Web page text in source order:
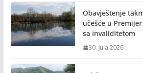
o
k
n
k
Obavještenje
učešće u
sa invaliditetom
30. Jula 2026.